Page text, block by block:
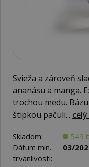
Svieža a zároveň
ananásu a manga.
trochou medu.
štipkou pačuli...
Skladom: 549
Dátum min.
trvanlivosti:
03/